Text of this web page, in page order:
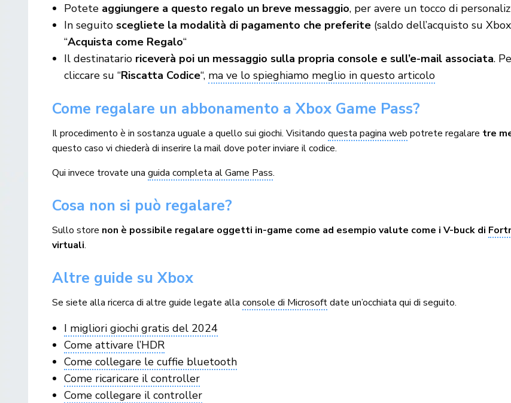
Potete aggiungere a questo regalo un breve messaggio, per avere un tocco di
In seguito scegliete la modalità di pagamento che preferite (saldo dell’acquisto su
“Acquista come Regalo“
Il destinatario riceverà poi un messaggio sulla propria console e sull’e-mail associata.
cliccare su “Riscatta Codice“, ma ve lo spieghiamo meglio in questo articolo
Come regalare un abbonamento a Xbox Game Pass?
Il procedimento è in sostanza uguale a quello sui giochi. Visitandoquesta pagina web potrete regalare tre
questo caso vi chiederà di inserire la mail dove poter inviare il codice.
Qui invece trovate unaguida completa al Game Pass.
Cosa non si può regalare?
Sullo store non è possibile regalare oggetti in-game come ad esempio valute come i V-buck di
virtuali.
Altre guide su Xbox
Se siete alla ricerca di altre guide legate allaconsole di Microsoftdate un’occhiata qui di seguito.
I migliori giochi gratis del 2024
Come attivare l’HDR
Come collegare le cuffie bluetooth
Come ricaricare il controller
Come collegare il controller